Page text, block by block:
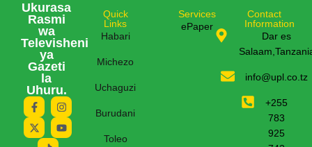
Ukurasa
Rasmi
wa
Televisheni
ya
Gazeti
la
Uhuru.
Quick
Links
Habari
Michezo
Uchaguzi
Burudani
Toleo
Services
ePaper
Contact
Information
Dar es
info@upl.co.tz
+255
783
925